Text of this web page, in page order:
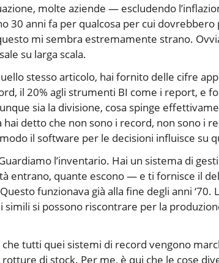
molte aziende — escludendo
30 anni fa per qualcosa per cui
mi sembra estremamente strano.
su larga scala.
stesso articolo, hai fornito delle cifre
il 20% agli strumenti BI come i report, e
sia la divisione, cosa spinge
hai detto che non sono i record, non sono i
il software per le decisioni influisce su
l’inventario. Hai un sistema di
entrano, quante escono — e ti fornisce il
funzionava già alla fine degli anni
simili si possono riscontrare per la
che tutti quei sistemi di record vengono
di stock. Per me, è qui che le cose